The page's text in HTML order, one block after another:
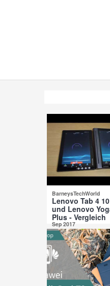
BarneysTechWorld
Lenovo Tab 4
und Lenovo
Plus - Vergleich
Sep 2017